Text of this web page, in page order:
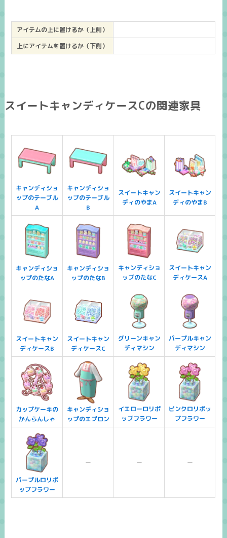
アイテムの上に置けるか（上側）
上にアイテムを置けるか（下側）
スイートキャンディケースCの関連家具
キャンディショ
ップのテーブル
A
キャンディショ
ップのテーブル
B
スイートキャン
ディのやまA
スイートキャン
ディのやまB
キャンディショ
ップのたなA
キャンディショ
ップのたなB
キャンディショ
ップのたなC
スイートキャン
ディケースA
スイートキャン
ディケースB
スイートキャン
ディケースC
グリーンキャン
ディマシン
パープルキャン
ディマシン
カップケーキの
かんらんしゃ
キャンディショ
ップのエプロン
イエローロリポ
ップフラワー
ピンクロリポッ
プフラワー
パープルロリポ
ップフラワー
ー ー ー